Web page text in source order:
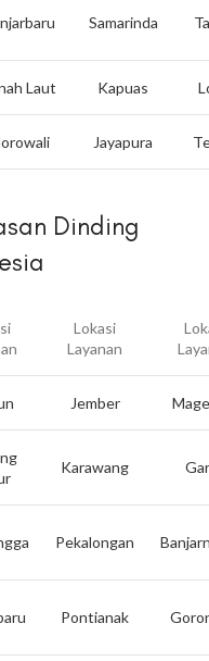
Samarinda
Laut Kapuas
Jayapura
Dinding
Lokasi
Layanan
Jember
Karawang
Pekalongan
Pontianak